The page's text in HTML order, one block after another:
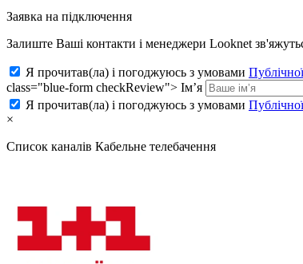
Заявка на підключення
Залиште Ваші контакти і менеджери Looknet
Я прочитав(ла) і погоджуюсь з умовами
class="blue-form checkReview"> Ім’я
Я прочитав(ла) і погоджуюсь з умовами
×
Список каналів Кабельне телебачення